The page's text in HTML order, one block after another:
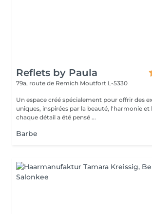
Reflets by Paula
79a, route de Remich Moutfort L-5330
Un espace créé spécialement pour offrir des
uniques, inspirées par la beauté, l'harmonie et le
chaque détail a été pensé ...
Barbe